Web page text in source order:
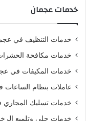
خدمات عجمان
خدمات التنظيف في
خدمات مكافحة
خدمات المكيفات في
عاملات بنظام
خدمات تسليك
خدمات جلي وتلميع